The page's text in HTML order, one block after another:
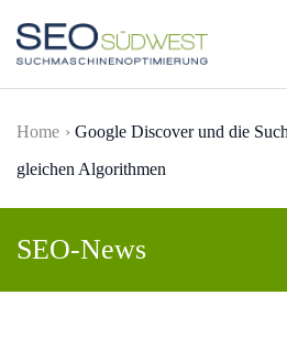
Skip to main content
Home
Google Discover und die
gleichen Algorithmen
SEO-News